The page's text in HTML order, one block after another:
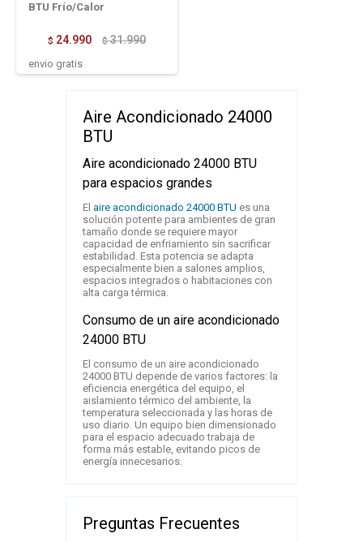
BTU Frío/Calor
$ 24.990 $ 31.990
envio gratis
Aire Acondicionado 24000
BTU
Aire acondicionado 24000 BTU
para espacios grandes
Elaire acondicionado 24000 BTU es una
solución potente para ambientes de gran
tamaño donde se requiere mayor
capacidad de enfriamiento sin sacrificar
estabilidad. Esta potencia se adapta
especialmente bien a salones amplios,
espacios integrados o habitaciones con
alta carga térmica.
Consumo de un aire acondicionado
24000 BTU
El consumo de un aire acondicionado
24000 BTU depende de varios factores: la
eficiencia energética del equipo, el
aislamiento térmico del ambiente, la
temperatura seleccionada y las horas de
uso diario. Un equipo bien dimensionado
para el espacio adecuado trabaja de
forma más estable, evitando picos de
energía innecesarios.
Preguntas Frecuentes